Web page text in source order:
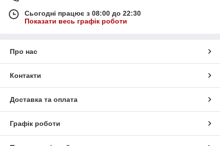
Сьогодні працює з 08:00 до 22:30
Показати весь графік роботи
Про нас
Контакти
Доставка та оплата
Графік роботи